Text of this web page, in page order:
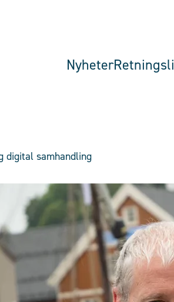
Nyheter
digital samhandling